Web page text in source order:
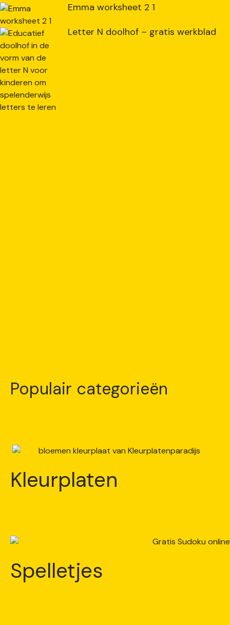
Emma worksheet 2 1
Letter N doolhof – gratis werkblad
Populair categorieën
Kleurplaten
Spelletjes